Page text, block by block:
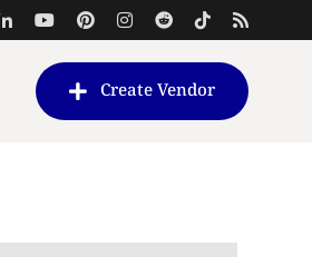
Create Vendor